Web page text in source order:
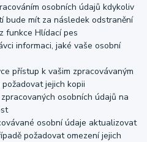
osobních údajů kdykoliv
bude mít za následek odstranění
funkce Hlídací pes
informaci, jaké vaše osobní
přístup k vašim zpracovávaným
jejich kopii
osobních údajů na
osobní údaje aktualizovat
požadovat omezení jejich